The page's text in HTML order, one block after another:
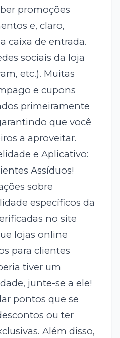
promoções
e, claro,
caixa de entrada.
sociais da loja
etc.). Muitas
e cupons
primeiramente
que você
a aproveitar.
e Aplicativo:
Assíduos!
sobre
específicos da
no site
lojas online
para clientes
tiver um
junte-se a ele!
pontos que se
ou ter
Além disso,